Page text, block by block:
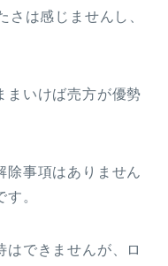
さは感じませんし、
まいけば売方が優勢
除事項はありません
。
はできませんが、ロ